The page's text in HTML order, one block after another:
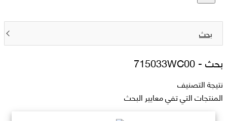
بحث
بحث -715033WC00
نتيجة التصنيف
المنتجات التي تفي معايير البحث